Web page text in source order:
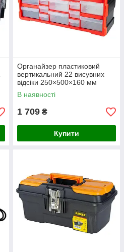
Органайзер пластиковий
вертикальний 22 висувних
відсіки 250×500×160 мм
ULTRA (7417522)
В наявності
1 709 ₴
Купити